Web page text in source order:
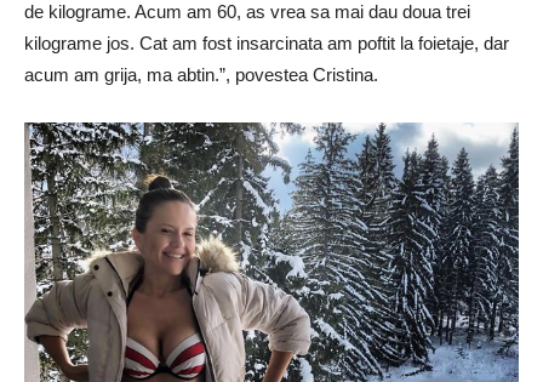
de kilograme. Acum am 60, as vrea sa mai dau doua trei
kilograme jos. Cat am fost insarcinata am poftit la foietaje, dar
acum am grija, ma abtin.”, povestea Cristina.